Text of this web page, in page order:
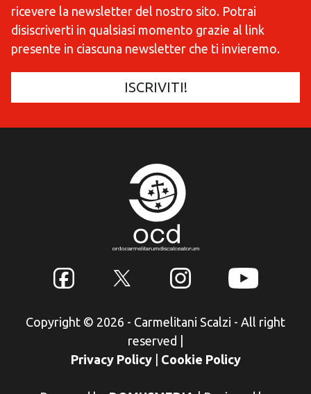
ricevere la newsletter del nostro sito. Potrai
disiscriverti in qualsiasi momento grazie al link
presente in ciascuna newsletter che ti invieremo.
Copyright © 2026 - Carmelitani Scalzi - All right
reserved
Privacy Policy
Cookie Policy